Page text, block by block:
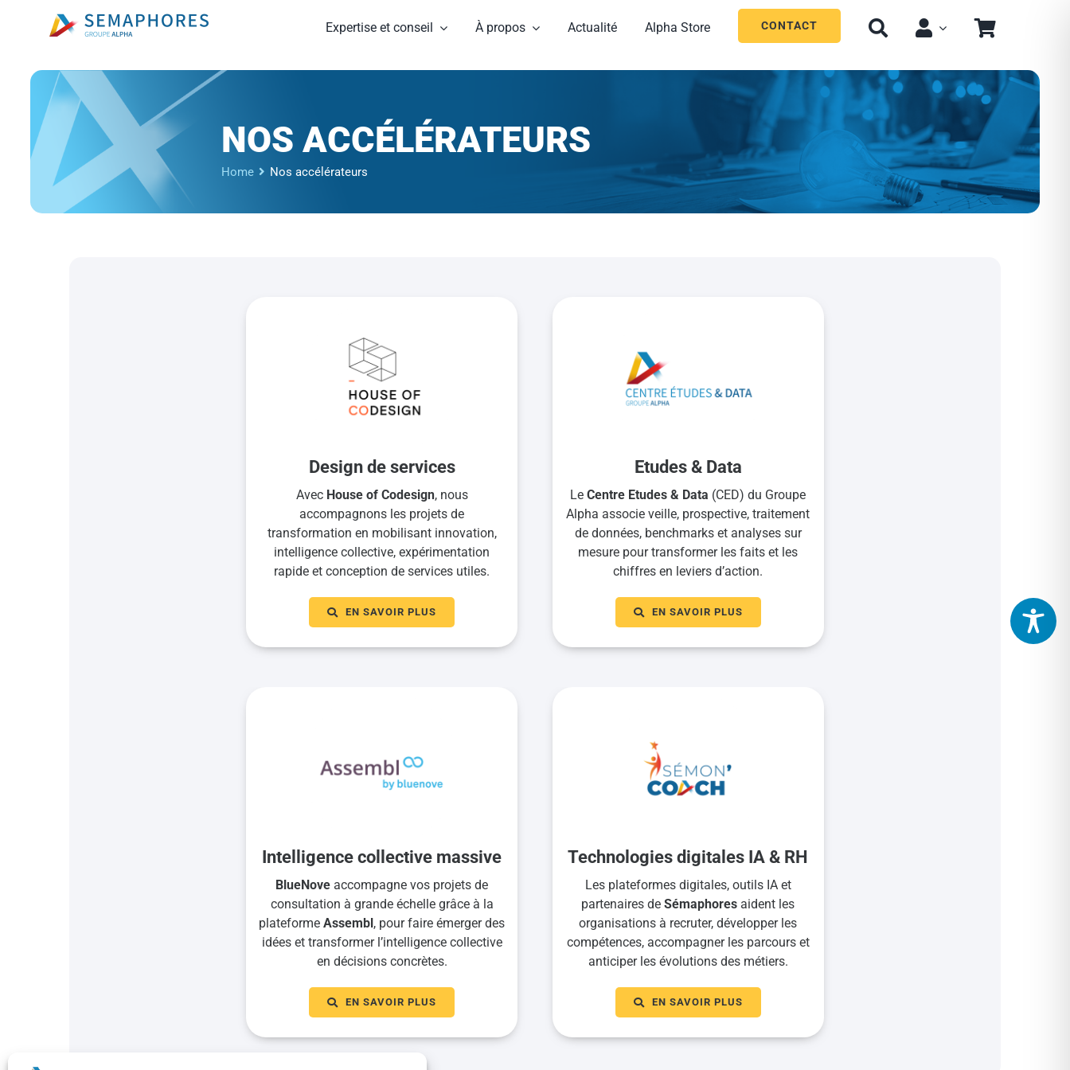
Expertise et conseil À propos Actualité Alpha Store CONTACT
NOS ACCÉLÉRATEURS
Home Nos accélérateurs
Design de services
Avec House of Codesign, nous
accompagnons les projets de
transformation en mobilisant innovation,
intelligence collective, expérimentation
rapide et conception de services utiles.
EN SAVOIR PLUS
Etudes & Data
LeCentre Etudes & Data (CED) du Groupe
Alpha associe veille, prospective, traitement
de données, benchmarks et analyses sur
mesure pour transformer les faits et les
chiffres en leviers d’action.
EN SAVOIR PLUS
Intelligence collective massive
BlueNove accompagne vos projets de
consultation à grande échelle grâce à la
plateformeAssembl, pour faire émerger des
idées et transformer l’intelligence collective
en décisions concrètes.
EN SAVOIR PLUS
Technologies digitales IA & RH
Les plateformes digitales, outils IA et
partenaires deSémaphores aident les
organisations à recruter, développer les
compétences, accompagner les parcours et
anticiper les évolutions des métiers.
EN SAVOIR PLUS